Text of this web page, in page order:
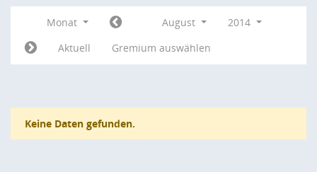
Monat August
2014
Aktuell
Gremium auswählen
Keine Daten gefunden.